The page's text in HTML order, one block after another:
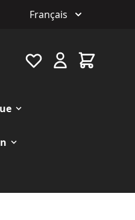
Français
Favourite Cart